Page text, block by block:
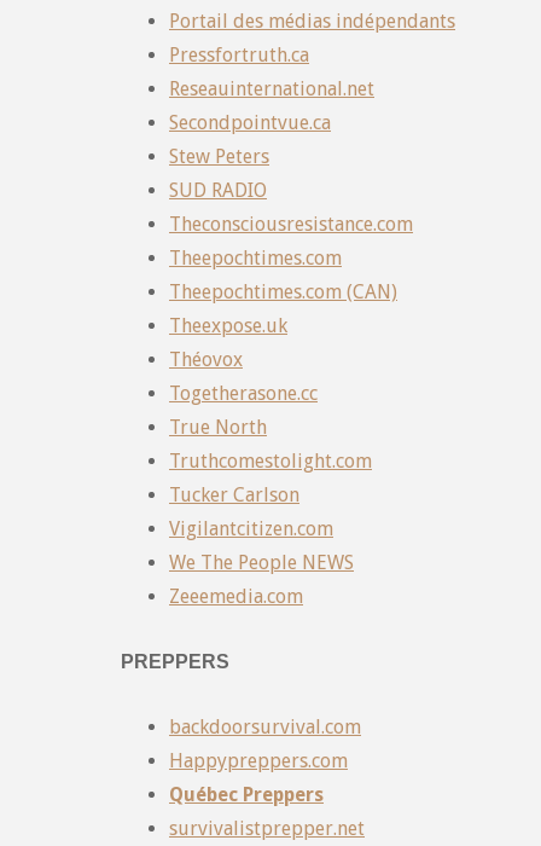
Portail des médias indépendants
Pressfortruth.ca
Reseauinternational.net
Secondpointvue.ca
Stew Peters
SUD RADIO
Theconsciousresistance.com
Theepochtimes.com
Theepochtimes.com (CAN)
Theexpose.uk
Théovox
Togetherasone.cc
True North
Truthcomestolight.com
Tucker Carlson
Vigilantcitizen.com
We The People NEWS
Zeeemedia.com
PREPPERS
backdoorsurvival.com
Happypreppers.com
Québec Preppers
survivalistprepper.net